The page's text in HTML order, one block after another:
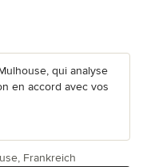
Sternen
qui analyse
en accord avec vos
Frankreich